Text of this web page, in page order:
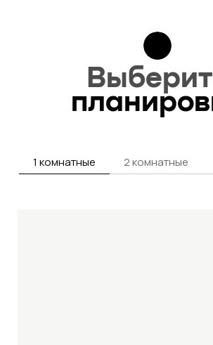
1 комнатные 2 комнатные